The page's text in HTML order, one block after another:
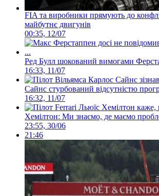
FIA та виробники прямують до
майбутнє двигунів
00:35, 12/07
Ред Булл шокований вимогами
16:33, 11/07
Сайнс стурбований відсутністю
16:32, 11/07
Хемілтон: Ми знаємо, де маємо
23:55, 30/06
21:46